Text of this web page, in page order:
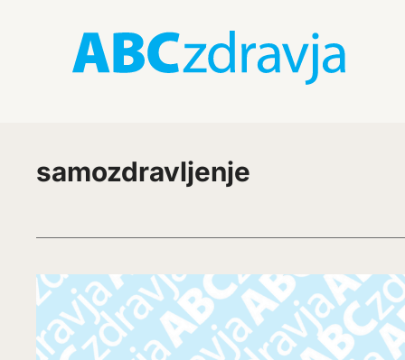
samozdravljenje